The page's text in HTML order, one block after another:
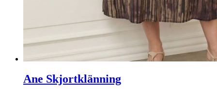
Ane Skjortklänning